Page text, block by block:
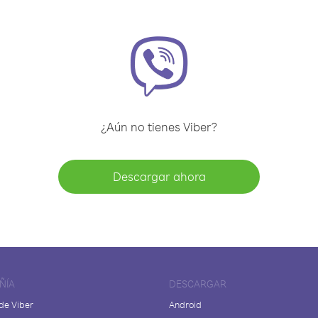
¿Aún no tienes Viber?
Descargar ahora
Viber
DESCARGAR
Android